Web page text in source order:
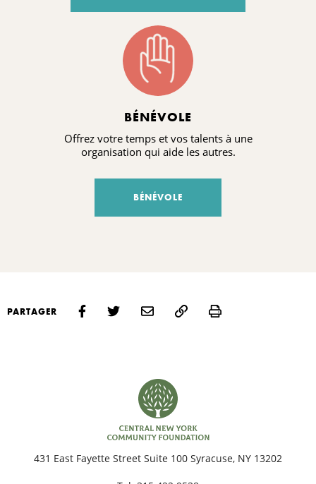
BÉNÉVOLE
Offrez votre temps et vos talents à une
organisation qui aide les autres.
BÉNÉVOLE
PARTAGER Print
431 East Fayette Street Suite 100 Syracuse, NY 13202